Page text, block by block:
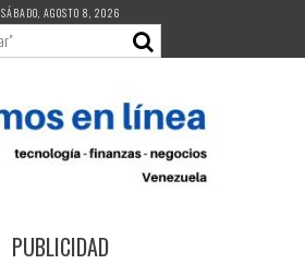
SÁBADO, AGOSTO 8, 2026
PUBLICIDAD